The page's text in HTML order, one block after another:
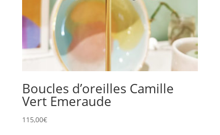
Boucles d’oreilles Camille
Vert Emeraude
115,00€